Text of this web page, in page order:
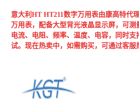
意大利HT HT211数字万用表由康高特代
万用表，配备大型背光液晶显示屏，可测
电流、电阻、频率、温度、电容，同时支
试。现在热卖中，如需购买，可通过客服